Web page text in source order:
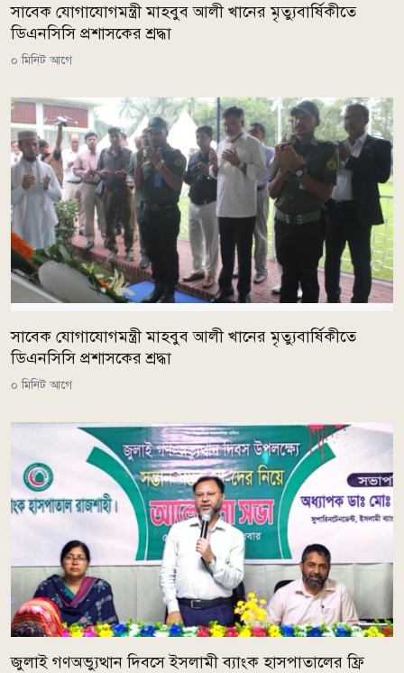
সাবেক যোগাযোগমন্ত্রী মাহবুব আলী খানের মৃত্যুবার্ষিকীতে
ডিএনসিসি প্রশাসকের শ্রদ্ধা
০ মিনিট আগে
সাবেক যোগাযোগমন্ত্রী মাহবুব আলী খানের মৃত্যুবার্ষিকীতে
ডিএনসিসি প্রশাসকের শ্রদ্ধা
০ মিনিট আগে
জুলাই গণঅভ্যুত্থান দিবসে ইসলামী ব্যাংক হাসপাতালের ফ্রি